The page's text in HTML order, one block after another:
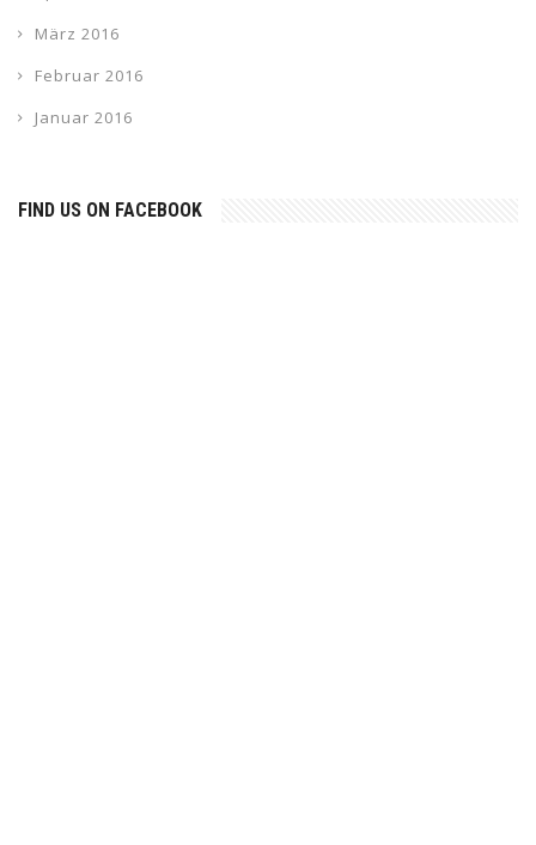
März 2016
Februar 2016
Januar 2016
FIND US ON FACEBOOK